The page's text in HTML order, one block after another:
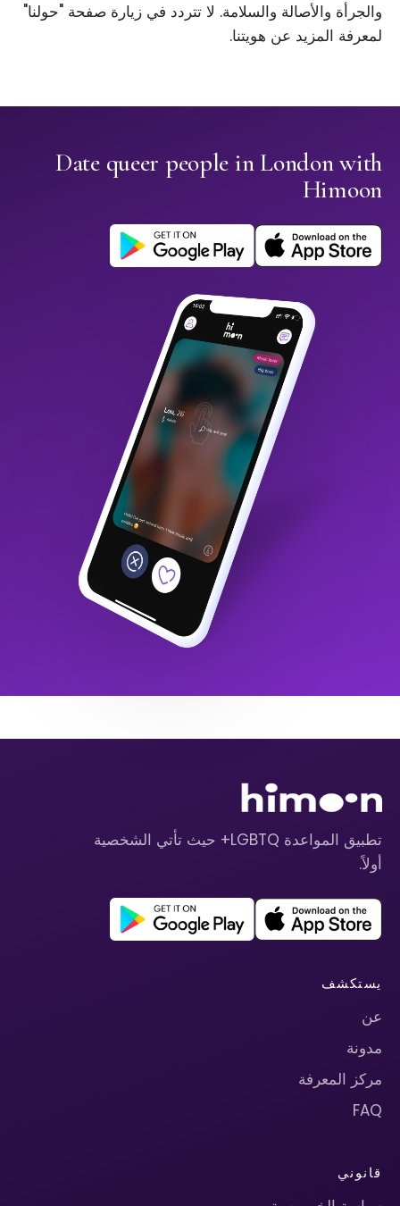
والجرأة والأصالة والسلامة. لا تتردد في زيارة صفحة "حولنا"
لمعرفة المزيد عن هويتنا.
Date queer people in London with
Himoon
تطبيق المواعدة LGBTQ+ حيث تأتي الشخصية
أولاً.
يستكشف
عن
مدونة
مركز المعرفة
FAQ
قانوني